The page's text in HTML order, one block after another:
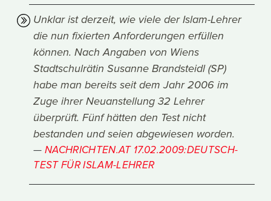
Unklar ist derzeit, wie viele der Islam-Lehrer
die nun fixierten Anforderungen erfüllen
können. Nach Angaben von Wiens
Stadtschulrätin Susanne Brandsteidl (SP)
habe man bereits seit dem Jahr 2006 im
Zuge ihrer Neuanstellung 32 Lehrer
überprüft. Fünf hätten den Test nicht
bestanden und seien abgewiesen worden.
NACHRICHTEN.AT 17.02.2009:DEUTSCH-
TEST FÜR ISLAM-LEHRER